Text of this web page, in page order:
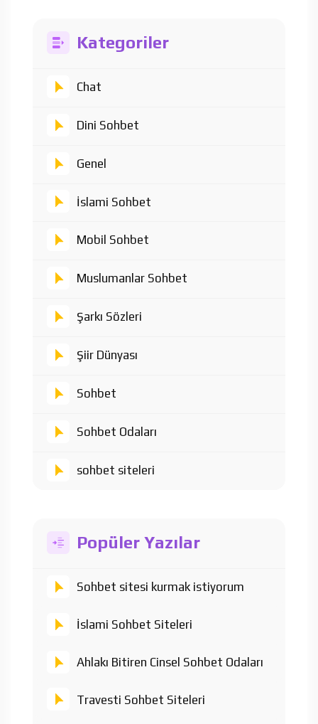
Kategoriler
Chat
Dini Sohbet
Genel
İslami Sohbet
Mobil Sohbet
Muslumanlar Sohbet
Şarkı Sözleri
Şiir Dünyası
Sohbet
Sohbet Odaları
sohbet siteleri
Popüler Yazılar
Sohbet sitesi kurmak istiyorum
İslami Sohbet Siteleri
Ahlakı Bitiren Cinsel Sohbet Odaları
Travesti Sohbet Siteleri